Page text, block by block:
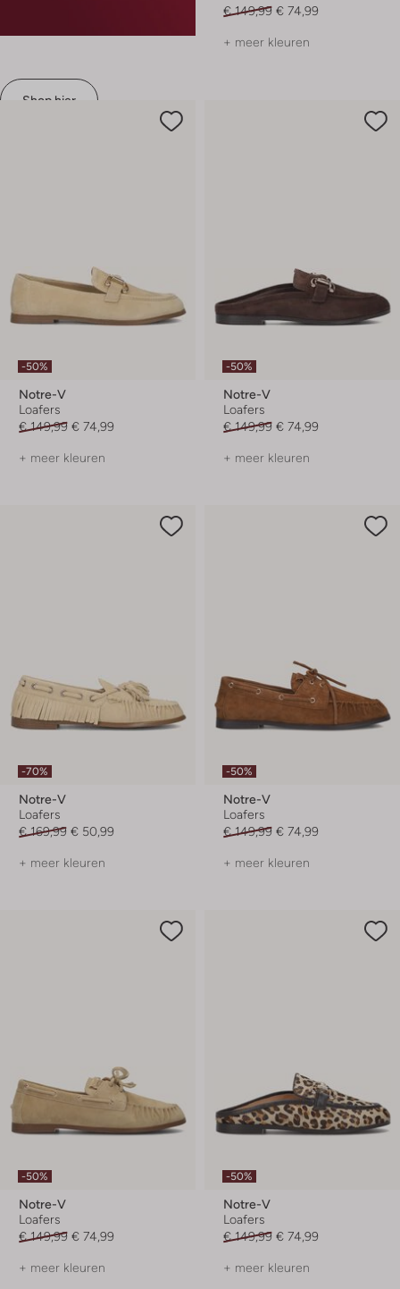
Shop hier
€ 149,99 € 74,99
+ meer kleuren
-50%
Notre-V
Loafers
€ 149,99 € 74,99
+ meer kleuren
-50%
Notre-V
Loafers
€ 149,99 € 74,99
+ meer kleuren
-70%
Notre-V
Loafers
€ 169,99 € 50,99
+ meer kleuren
-50%
Notre-V
Loafers
€ 149,99 € 74,99
+ meer kleuren
-50%
Notre-V
Loafers
€ 149,99 € 74,99
+ meer kleuren
-50%
Notre-V
Loafers
€ 149,99 € 74,99
+ meer kleuren